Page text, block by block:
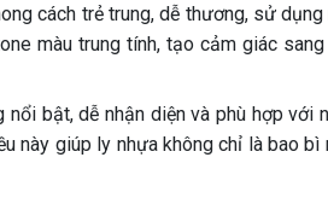
cách trẻ trung, dễ thương, sử
màu trung tính, tạo cảm giác
bật, dễ nhận diện và phù hợp với
này giúp ly nhựa không chỉ là bao bì